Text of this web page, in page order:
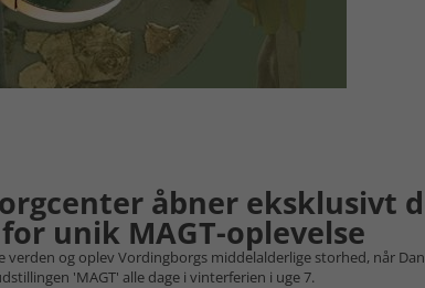
åbner eksklusivt
unik MAGT-oplevelse
verden og oplev Vordingborgs middelalderlige storhed, når
'MAGT' alle dage i vinterferien i uge 7.